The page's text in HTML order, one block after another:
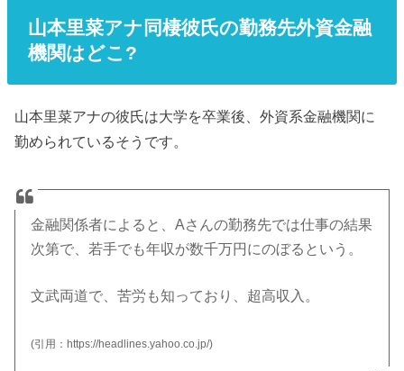
山本里菜アナ同棲彼氏の勤務先外資金融
機関はどこ?
山本里菜アナの彼氏は大学を卒業後、外資系金融機関に
勤められているそうです。
金融関係者によると、Aさんの勤務先では仕事の結果
次第で、若手でも年収が数千万円にのぼるという。
文武両道で、苦労も知っており、超高収入。
(引用：https://headlines.yahoo.co.jp/)